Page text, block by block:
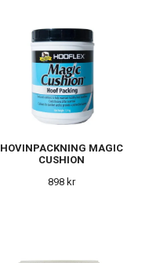
HOVINPACKNING MAGIC
CUSHION
898 kr